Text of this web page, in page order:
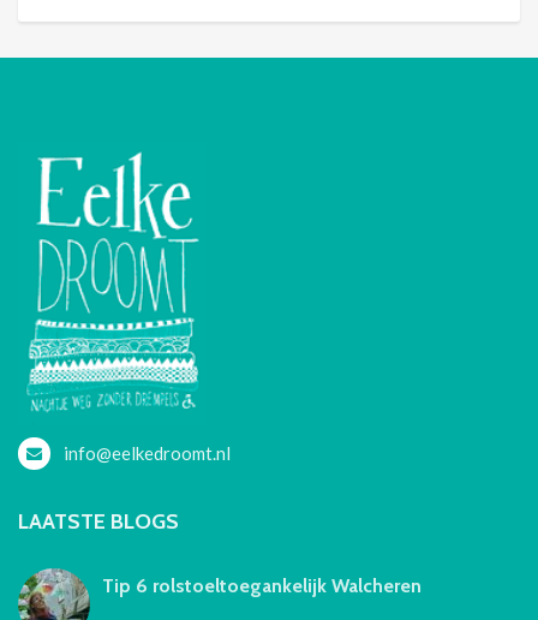
info@eelkedroomt.nl
LAATSTE BLOGS
Tip 6 rolstoeltoegankelijk Walcheren